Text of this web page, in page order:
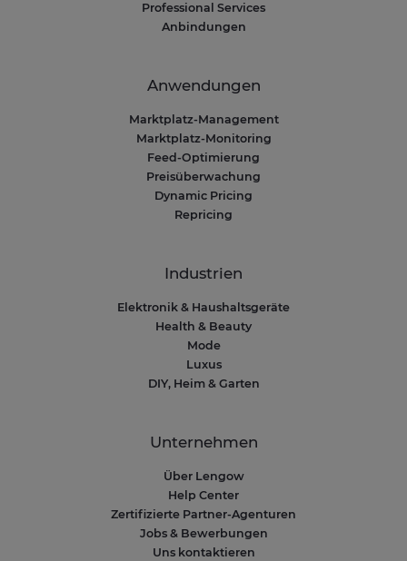
Professional Services
Anbindungen
Anwendungen
Marktplatz-Management
Marktplatz-Monitoring
Feed-Optimierung
Preisüberwachung
Dynamic Pricing
Repricing
Industrien
Elektronik & Haushaltsgeräte
Health & Beauty
Mode
Luxus
DIY, Heim & Garten
Unternehmen
Über Lengow
Help Center
Zertifizierte Partner-Agenturen
Jobs & Bewerbungen
Uns kontaktieren